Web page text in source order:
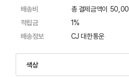
배송비
총 결제금액이
적립금
1%
배송정보
CJ 대한통운